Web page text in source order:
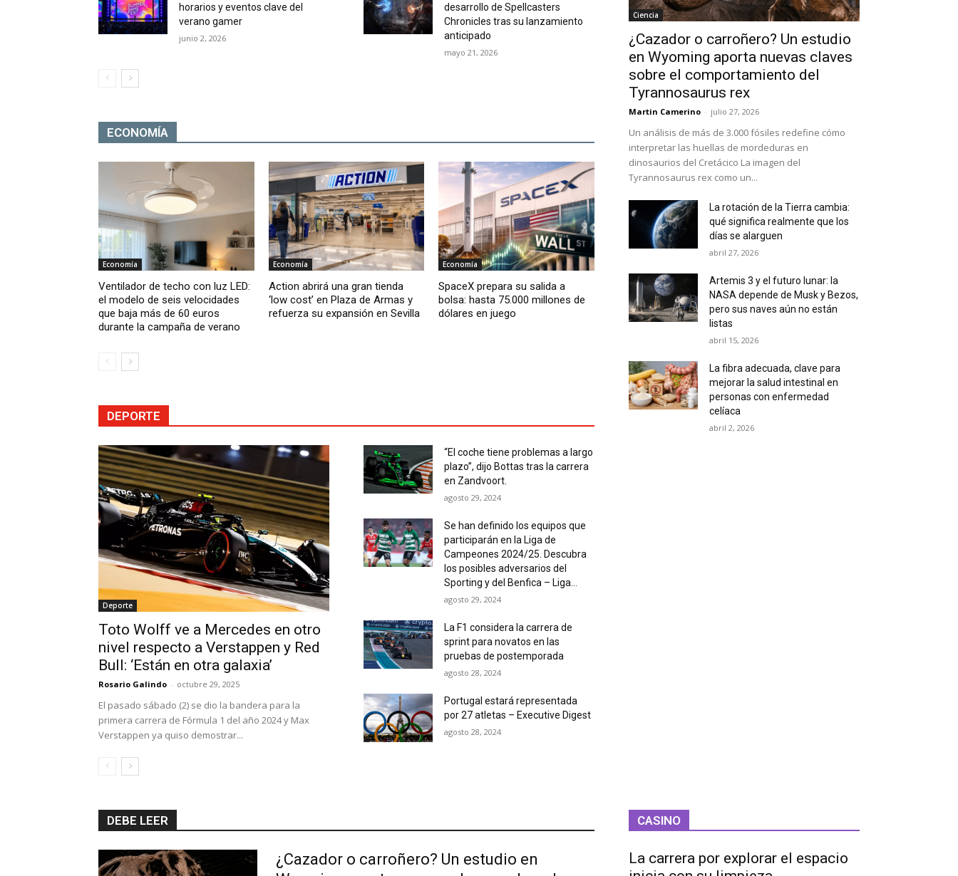
horarios y eventos clave del
verano gamer
junio 2, 2026
desarrollo de Spellcasters
Chronicles tras su lanzamiento
anticipado
mayo 21, 2026
ECONOMÍA
Economía
Ventilador de techo con luz LED:
el modelo de seis velocidades
que baja más de 60 euros
durante la campaña de verano
Economía
Action abrirá una gran tienda
‘low cost’ en Plaza de Armas y
refuerza su expansión en Sevilla
Economía
SpaceX prepara su salida a
bolsa: hasta 75.000 millones de
dólares en juego
DEPORTE
Deporte
Toto Wolff ve a Mercedes en otro
nivel respecto a Verstappen y Red
Bull: ‘Están en otra galaxia’
Rosario Galindo - octubre 29, 2025
El pasado sábado (2) se dio la bandera para la
primera carrera de Fórmula 1 del año 2024 y Max
Verstappen ya quiso demostrar...
“El coche tiene problemas a largo
plazo”, dijo Bottas tras la carrera
en Zandvoort.
agosto 29, 2024
Se han definido los equipos que
participarán en la Liga de
Campeones 2024/25. Descubra
los posibles adversarios del
Sporting y del Benfica – Liga...
agosto 29, 2024
La F1 considera la carrera de
sprint para novatos en las
pruebas de postemporada
agosto 28, 2024
Portugal estará representada
por 27 atletas – Executive Digest
agosto 28, 2024
Ciencia
¿Cazador o carroñero? Un estudio
en Wyoming aporta nuevas claves
sobre el comportamiento del
Tyrannosaurus rex
Martin Camerino - julio 27, 2026
Un análisis de más de 3.000 fósiles redefine cómo
interpretar las huellas de mordeduras en
dinosaurios del Cretácico La imagen del
Tyrannosaurus rex como un...
La rotación de la Tierra cambia:
qué significa realmente que los
días se alarguen
abril 27, 2026
Artemis 3 y el futuro lunar: la
NASA depende de Musk y Bezos,
pero sus naves aún no están
listas
abril 15, 2026
La fibra adecuada, clave para
mejorar la salud intestinal en
personas con enfermedad
celíaca
abril 2, 2026
DEBE LEER
¿Cazador o carroñero? Un estudio en
CASINO
La carrera por explorar el espacio